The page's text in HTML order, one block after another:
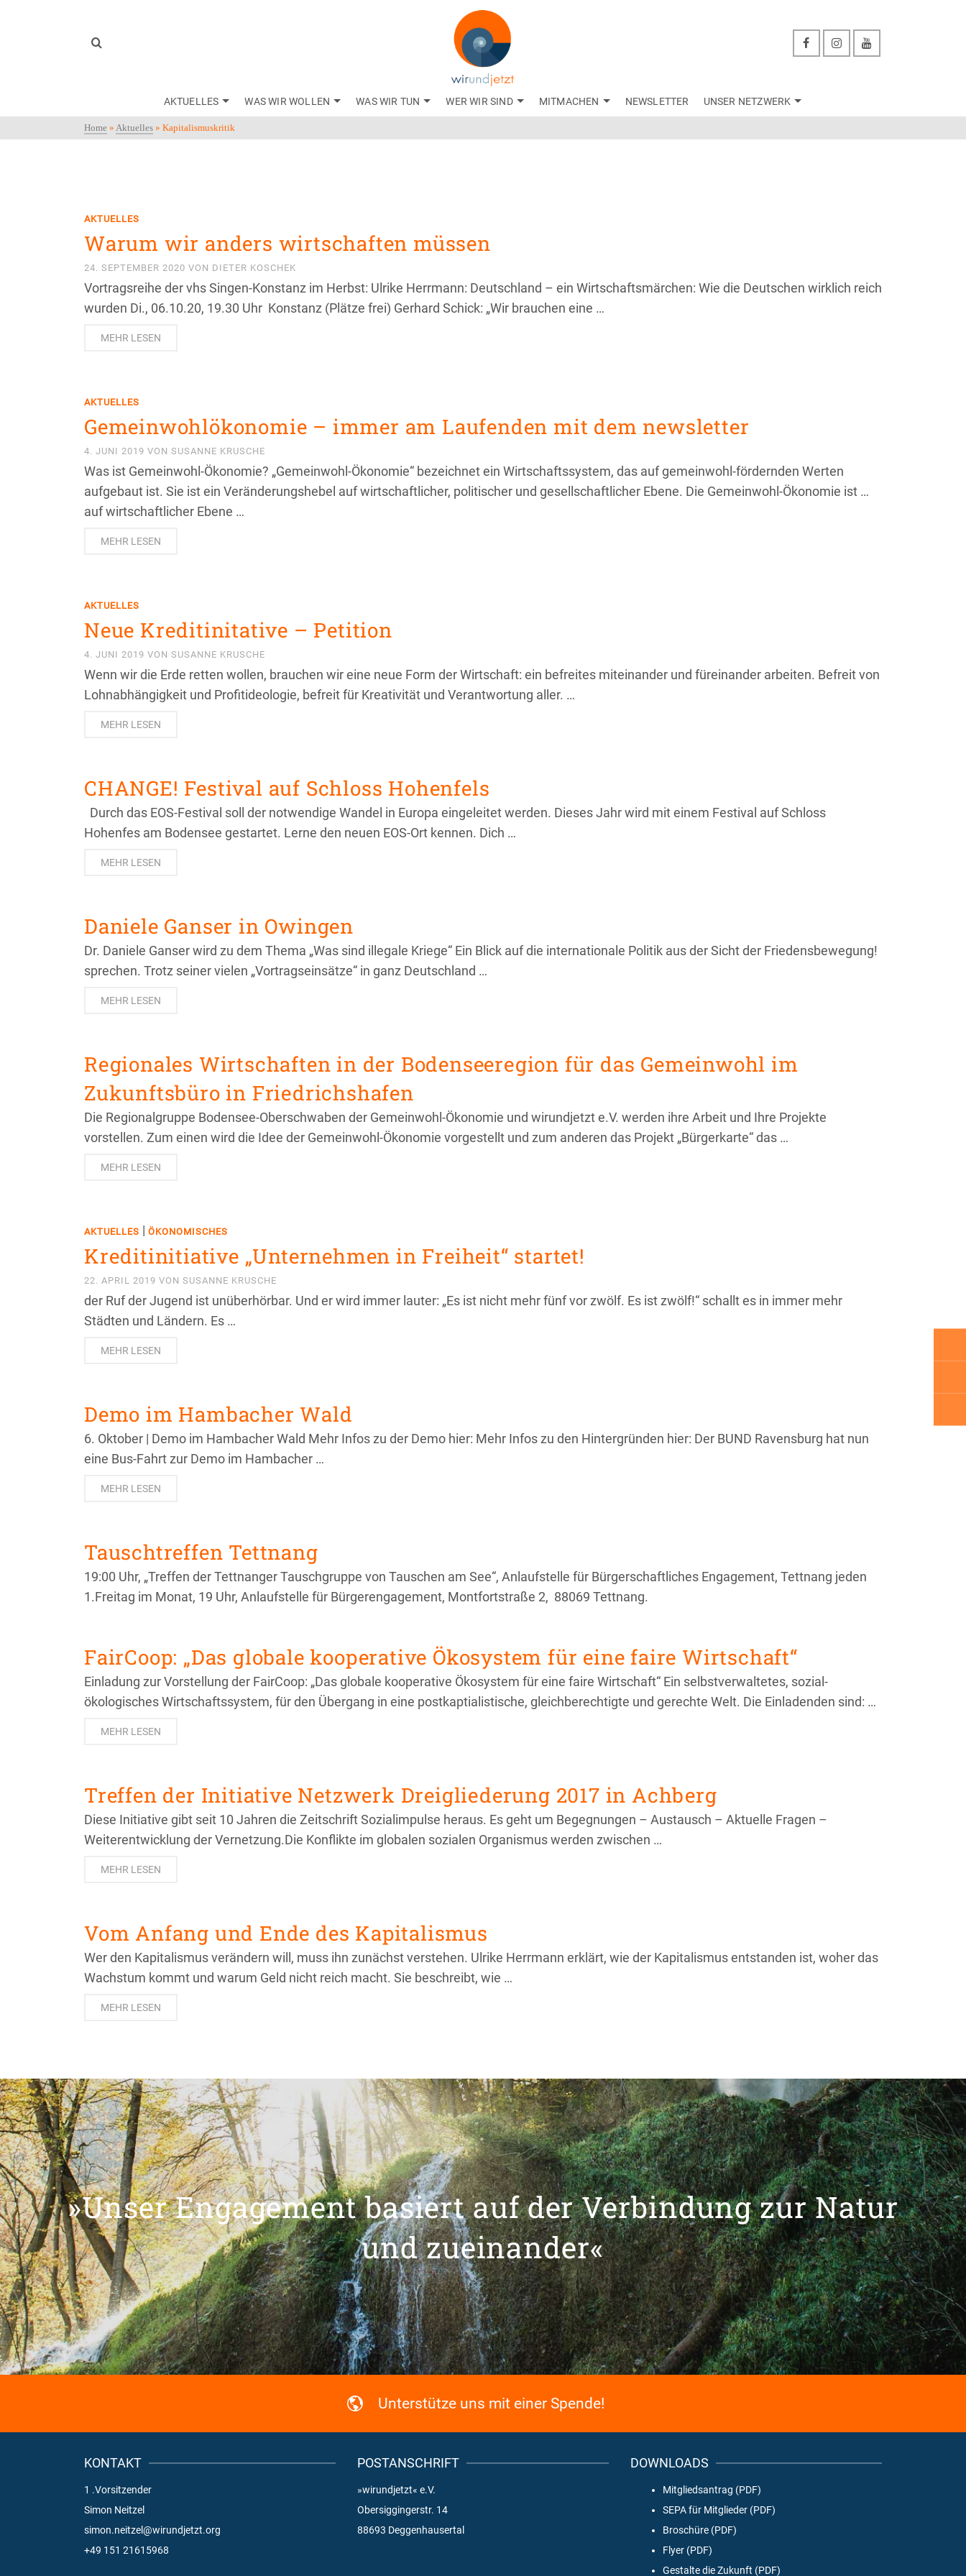
AKTUELLES WAS WIR WOLLEN WAS WIR TUN WER WIR SIND MITMACHEN NEWSLETTER UNSER NETZWERK
Home » Aktuelles » Kapitalismuskritik
AKTUELLES
Warum wir anders wirtschaften müssen
24. SEPTEMBER 2020 VON DIETER KOSCHEK
Vortragsreihe der vhs Singen-Konstanz im Herbst: Ulrike Herrmann: Deutschland – ein Wirtschaftsmärchen: Wie die Deutschen wirklich reich
wurden Di., 06.10.20, 19.30 Uhr Konstanz (Plätze frei) Gerhard Schick: „Wir brauchen eine …
MEHR LESEN
AKTUELLES
Gemeinwohlökonomie – immer am Laufenden mit dem newsletter
4. JUNI 2019 VON SUSANNE KRUSCHE
Was ist Gemeinwohl-Ökonomie? „Gemeinwohl-Ökonomie“ bezeichnet ein Wirtschaftssystem, das auf gemeinwohl-fördernden Werten
aufgebaut ist. Sie ist ein Veränderungshebel auf wirtschaftlicher, politischer und gesellschaftlicher Ebene. Die Gemeinwohl-Ökonomie ist …
auf wirtschaftlicher Ebene …
MEHR LESEN
AKTUELLES
Neue Kreditinitative – Petition
4. JUNI 2019 VON SUSANNE KRUSCHE
Wenn wir die Erde retten wollen, brauchen wir eine neue Form der Wirtschaft: ein befreites miteinander und füreinander arbeiten. Befreit von
Lohnabhängigkeit und Profitideologie, befreit für Kreativität und Verantwortung aller. …
MEHR LESEN
CHANGE! Festival auf Schloss Hohenfels
Durch das EOS-Festival soll der notwendige Wandel in Europa eingeleitet werden. Dieses Jahr wird mit einem Festival auf Schloss
Hohenfes am Bodensee gestartet. Lerne den neuen EOS-Ort kennen. Dich …
MEHR LESEN
Daniele Ganser in Owingen
Dr. Daniele Ganser wird zu dem Thema „Was sind illegale Kriege“ Ein Blick auf die internationale Politik aus der Sicht der Friedensbewegung!
sprechen. Trotz seiner vielen „Vortragseinsätze“ in ganz Deutschland …
MEHR LESEN
Regionales Wirtschaften in der Bodenseeregion für das Gemeinwohl im
Zukunftsbüro in Friedrichshafen
Die Regionalgruppe Bodensee-Oberschwaben der Gemeinwohl-Ökonomie und wirundjetzt e.V. werden ihre Arbeit und Ihre Projekte
vorstellen. Zum einen wird die Idee der Gemeinwohl-Ökonomie vorgestellt und zum anderen das Projekt „Bürgerkarte“ das …
MEHR LESEN
AKTUELLES | ÖKONOMISCHES
Kreditinitiative „Unternehmen in Freiheit“ startet!
22. APRIL 2019 VON SUSANNE KRUSCHE
der Ruf der Jugend ist unüberhörbar. Und er wird immer lauter: „Es ist nicht mehr fünf vor zwölf. Es ist zwölf!“ schallt es in immer mehr
Städten und Ländern. Es …
MEHR LESEN
Demo im Hambacher Wald
6. Oktober | Demo im Hambacher Wald Mehr Infos zu der Demo hier: Mehr Infos zu den Hintergründen hier: Der BUND Ravensburg hat nun
eine Bus-Fahrt zur Demo im Hambacher …
MEHR LESEN
Tauschtreffen Tettnang
19:00 Uhr, „Treffen der Tettnanger Tauschgruppe von Tauschen am See“, Anlaufstelle für Bürgerschaftliches Engagement, Tettnang jeden
1.Freitag im Monat, 19 Uhr, Anlaufstelle für Bürgerengagement, Montfortstraße 2, 88069 Tettnang.
FairCoop: „Das globale kooperative Ökosystem für eine faire Wirtschaft“
Einladung zur Vorstellung der FairCoop: „Das globale kooperative Ökosystem für eine faire Wirtschaft“ Ein selbstverwaltetes, sozial-
ökologisches Wirtschaftssystem, für den Übergang in eine postkaptialistische, gleichberechtigte und gerechte Welt. Die Einladenden sind: …
MEHR LESEN
Treffen der Initiative Netzwerk Dreigliederung 2017 in Achberg
Diese Initiative gibt seit 10 Jahren die Zeitschrift Sozialimpulse heraus. Es geht um Begegnungen – Austausch – Aktuelle Fragen –
Weiterentwicklung der Vernetzung.Die Konflikte im globalen sozialen Organismus werden zwischen …
MEHR LESEN
Vom Anfang und Ende des Kapitalismus
Wer den Kapitalismus verändern will, muss ihn zunächst verstehen. Ulrike Herrmann erklärt, wie der Kapitalismus entstanden ist, woher das
Wachstum kommt und warum Geld nicht reich macht. Sie beschreibt, wie …
MEHR LESEN
»Unser Engagement basiert auf der Verbindung zur Natur
und zueinander«
Unterstütze uns mit einer Spende!
KONTAKT
1 .Vorsitzender
Simon Neitzel
simon.neitzel@wirundjetzt.org
+49 151 21615968
POSTANSCHRIFT
»wirundjetzt« e.V.
Obersiggingerstr. 14
88693 Deggenhausertal
DOWNLOADS
Mitgliedsantrag (PDF)
SEPA für Mitglieder (PDF)
Broschüre (PDF)
Flyer (PDF)
Gestalte die Zukunft (PDF)